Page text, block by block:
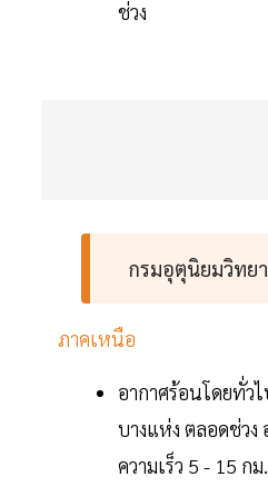
ช่วง
กรมอุตุนิยมวิทย
ภาคเหนือ
อากาศร้อนโดยทั่ว
บางแห่ง ตลอดช่ว
ความเร็ว 5 - 15 ก